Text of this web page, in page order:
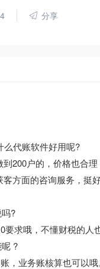
分享
么代账软件好用呢?
200户的，价格也合
方面的咨询服务，挺
?
要求哦，不懂财税的人
?
，业务账核算也可以